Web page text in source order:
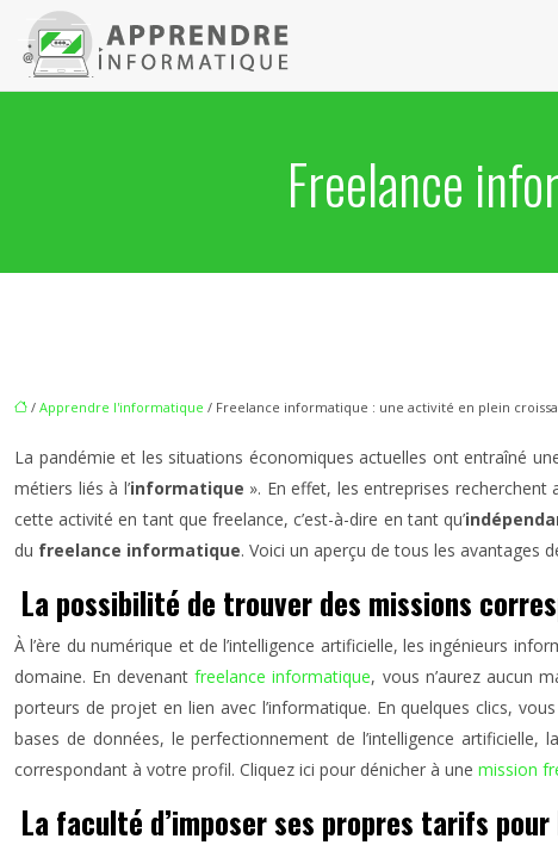
Freelance
/ Apprendre l'informatique / Freelance informatique : une activité en plein
La pandémie et les situations économiques actuelles ont entraîné
métiers liés à l’informatique ». En effet, les entreprises
cette activité en tant que freelance, c’est-à-dire en tant qu’
du freelance informatique. Voici un aperçu de tous les avantages
La possibilité de trouver des missions
À l’ère du numérique et de l’intelligence artificielle, les ingénieurs
domaine. En devenantfreelance informatique, vous n’aurez aucun
porteurs de projet en lien avec l’informatique. En quelques clics,
bases de données, le perfectionnement de l’intelligence
correspondant à votre profil. Cliquez ici pour dénicher à une mission
La faculté d’imposer ses propres tarifs